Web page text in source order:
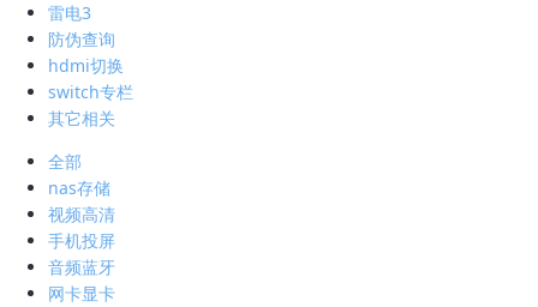
雷电3
防伪查询
hdmi切换
switch专栏
其它相关
全部
nas存储
视频高清
手机投屏
音频蓝牙
网卡显卡